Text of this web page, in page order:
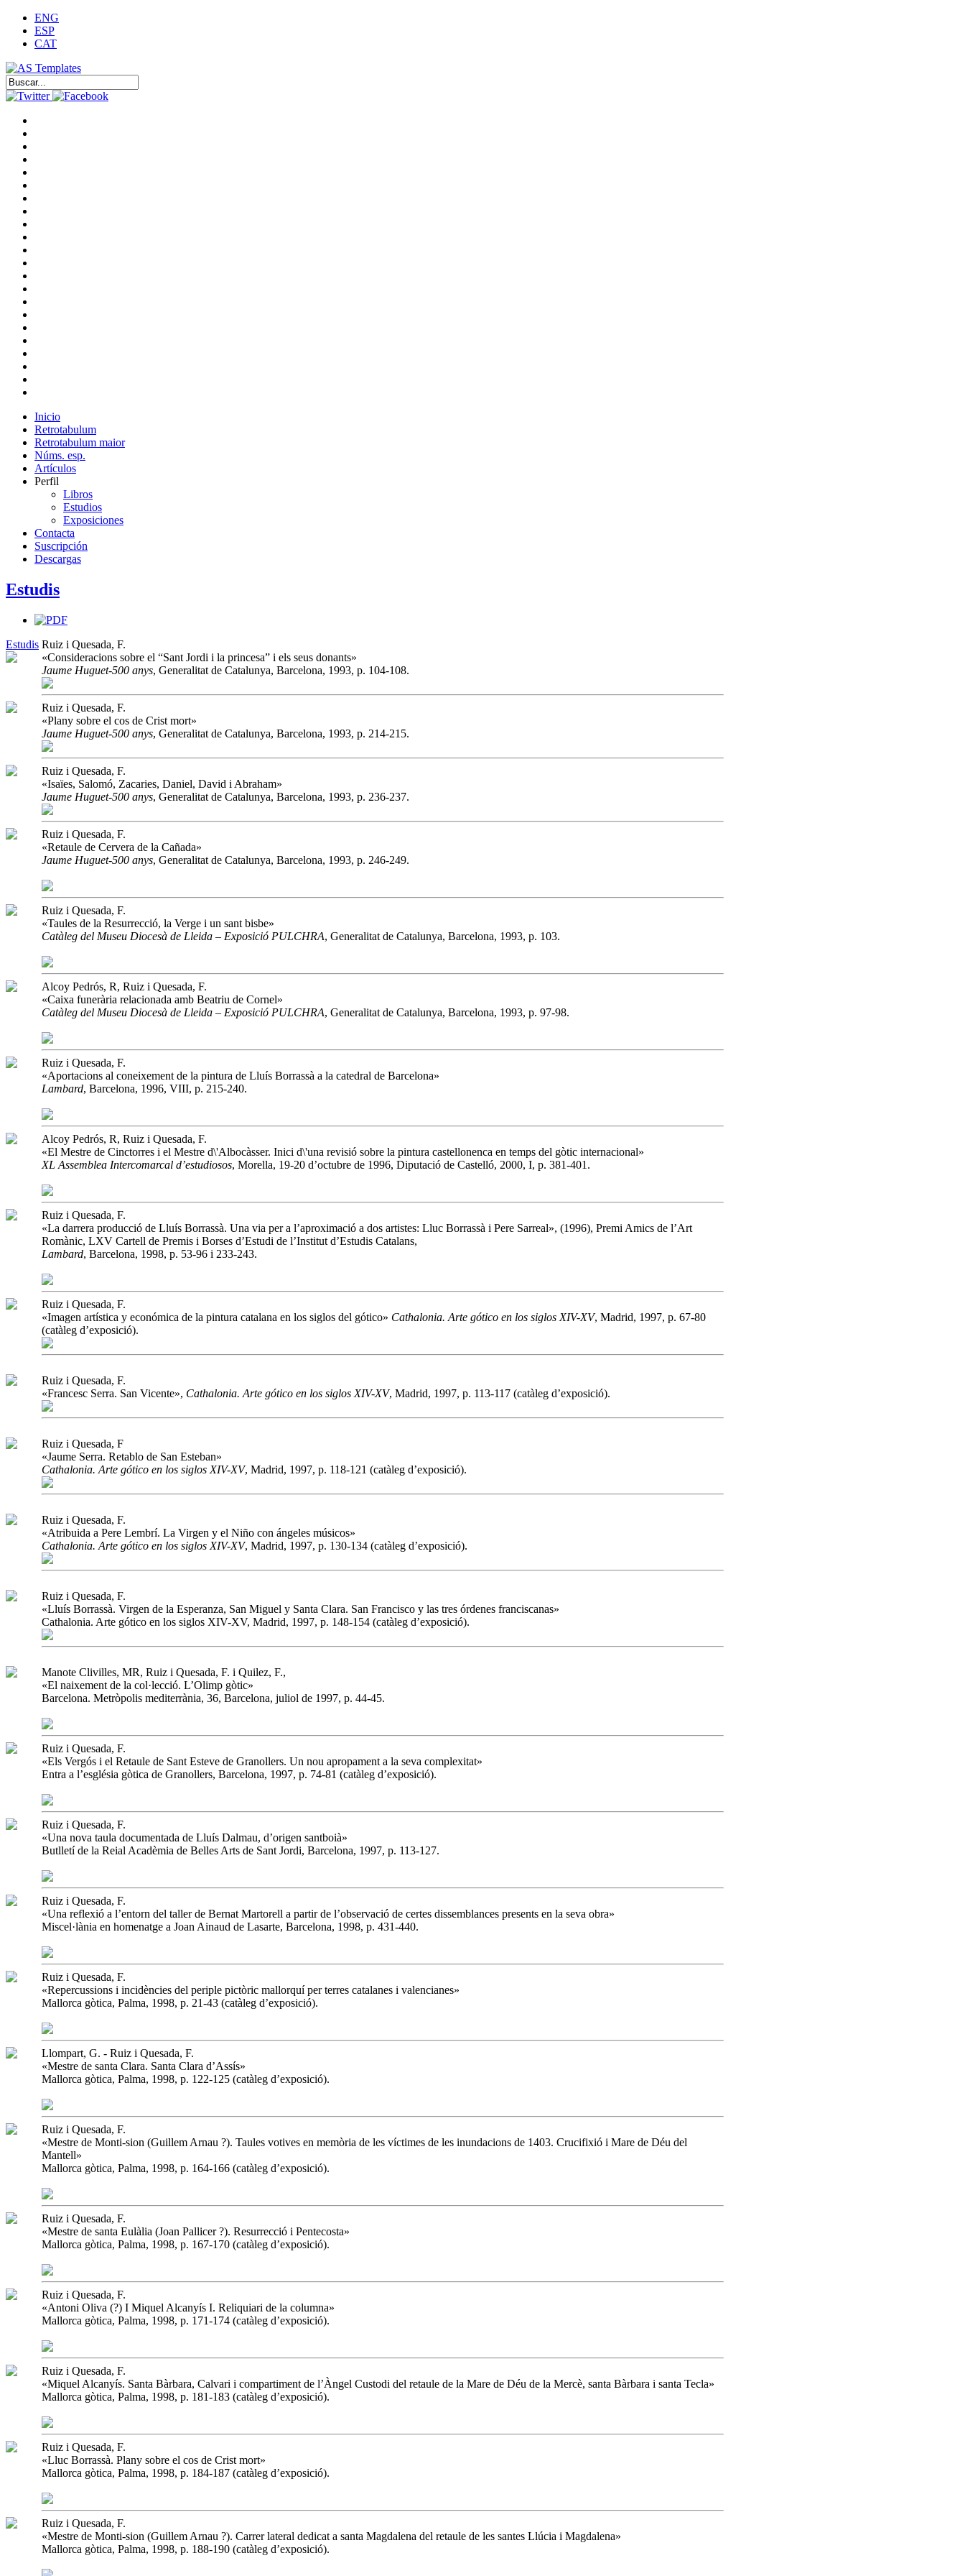
ENG
ESP
CAT
Inicio
Retrotabulum
Retrotabulum maior
Núms. esp.
Artículos
Perfil
Libros
Estudios
Exposiciones
Contacta
Suscripción
Descargas
Estudis
Estudis Ruiz i Quesada, F.
«Consideracions sobre el “Sant Jordi i la princesa” i els seus donants»
Jaume Huguet-500 anys, Generalitat de Catalunya, Barcelona, 1993, p. 104-108.
Ruiz i Quesada, F.
«Plany sobre el cos de Crist mort»
Jaume Huguet-500 anys, Generalitat de Catalunya, Barcelona, 1993, p. 214-215.
Ruiz i Quesada, F.
«Isaïes, Salomó, Zacaries, Daniel, David i Abraham»
Jaume Huguet-500 anys, Generalitat de Catalunya, Barcelona, 1993, p. 236-237.
Ruiz i Quesada, F.
«Retaule de Cervera de la Cañada»
Jaume Huguet-500 anys, Generalitat de Catalunya, Barcelona, 1993, p. 246-249.
Ruiz i Quesada, F.
«Taules de la Resurrecció, la Verge i un sant bisbe»
Catàleg del Museu Diocesà de Lleida – Exposició PULCHRA, Generalitat de Catalunya, Barcelona, 1993, p. 103.
Alcoy Pedrós, R, Ruiz i Quesada, F.
«Caixa funerària relacionada amb Beatriu de Cornel»
Catàleg del Museu Diocesà de Lleida – Exposició PULCHRA, Generalitat de Catalunya, Barcelona, 1993, p. 97-98.
Ruiz i Quesada, F.
«Aportacions al coneixement de la pintura de Lluís Borrassà a la catedral de Barcelona»
Lambard, Barcelona, 1996, VIII, p. 215-240.
Alcoy Pedrós, R, Ruiz i Quesada, F.
«El Mestre de Cinctorres i el Mestre d\'Albocàsser. Inici d\'una revisió sobre la pintura castellonenca en temps del gòtic internacional»
XL Assemblea Intercomarcal d’estudiosos, Morella, 19-20 d’octubre de 1996, Diputació de Castelló, 2000, I, p. 381-401.
Ruiz i Quesada, F.
«La darrera producció de Lluís Borrassà. Una via per a l’aproximació a dos artistes: Lluc Borrassà i Pere Sarreal», (1996), Premi Amics de l’Art
Romànic, LXV Cartell de Premis i Borses d’Estudi de l’Institut d’Estudis Catalans,
Lambard, Barcelona, 1998, p. 53-96 i 233-243.
Ruiz i Quesada, F.
«Imagen artística y económica de la pintura catalana en los siglos del gótico» Cathalonia. Arte gótico en los siglos XIV-XV, Madrid, 1997, p. 67-80
(catàleg d’exposició).
Ruiz i Quesada, F.
«Francesc Serra. San Vicente», Cathalonia. Arte gótico en los siglos XIV-XV, Madrid, 1997, p. 113-117 (catàleg d’exposició).
Ruiz i Quesada, F
«Jaume Serra. Retablo de San Esteban»
Cathalonia. Arte gótico en los siglos XIV-XV, Madrid, 1997, p. 118-121 (catàleg d’exposició).
Ruiz i Quesada, F.
«Atribuida a Pere Lembrí. La Virgen y el Niño con ángeles músicos»
Cathalonia. Arte gótico en los siglos XIV-XV, Madrid, 1997, p. 130-134 (catàleg d’exposició).
Ruiz i Quesada, F.
«Lluís Borrassà. Virgen de la Esperanza, San Miguel y Santa Clara. San Francisco y las tres órdenes franciscanas»
Cathalonia. Arte gótico en los siglos XIV-XV, Madrid, 1997, p. 148-154 (catàleg d’exposició).
Manote Clivilles, MR, Ruiz i Quesada, F. i Quilez, F.,
«El naixement de la col·lecció. L’Olimp gòtic»
Barcelona. Metròpolis mediterrània, 36, Barcelona, juliol de 1997, p. 44-45.
Ruiz i Quesada, F.
«Els Vergós i el Retaule de Sant Esteve de Granollers. Un nou apropament a la seva complexitat»
Entra a l’església gòtica de Granollers, Barcelona, 1997, p. 74-81 (catàleg d’exposició).
Ruiz i Quesada, F.
«Una nova taula documentada de Lluís Dalmau, d’origen santboià»
Butlletí de la Reial Acadèmia de Belles Arts de Sant Jordi, Barcelona, 1997, p. 113-127.
Ruiz i Quesada, F.
«Una reflexió a l’entorn del taller de Bernat Martorell a partir de l’observació de certes dissemblances presents en la seva obra»
Miscel·lània en homenatge a Joan Ainaud de Lasarte, Barcelona, 1998, p. 431-440.
Ruiz i Quesada, F.
«Repercussions i incidències del periple pictòric mallorquí per terres catalanes i valencianes»
Mallorca gòtica, Palma, 1998, p. 21-43 (catàleg d’exposició).
Llompart, G. - Ruiz i Quesada, F.
«Mestre de santa Clara. Santa Clara d’Assís»
Mallorca gòtica, Palma, 1998, p. 122-125 (catàleg d’exposició).
Ruiz i Quesada, F.
«Mestre de Monti-sion (Guillem Arnau ?). Taules votives en memòria de les víctimes de les inundacions de 1403. Crucifixió i Mare de Déu del
Mantell»
Mallorca gòtica, Palma, 1998, p. 164-166 (catàleg d’exposició).
Ruiz i Quesada, F.
«Mestre de santa Eulàlia (Joan Pallicer ?). Resurrecció i Pentecosta»
Mallorca gòtica, Palma, 1998, p. 167-170 (catàleg d’exposició).
Ruiz i Quesada, F.
«Antoni Oliva (?) I Miquel Alcanyís I. Reliquiari de la columna»
Mallorca gòtica, Palma, 1998, p. 171-174 (catàleg d’exposició).
Ruiz i Quesada, F.
«Miquel Alcanyís. Santa Bàrbara, Calvari i compartiment de l’Àngel Custodi del retaule de la Mare de Déu de la Mercè, santa Bàrbara i santa Tecla»
Mallorca gòtica, Palma, 1998, p. 181-183 (catàleg d’exposició).
Ruiz i Quesada, F.
«Lluc Borrassà. Plany sobre el cos de Crist mort»
Mallorca gòtica, Palma, 1998, p. 184-187 (catàleg d’exposició).
Ruiz i Quesada, F.
«Mestre de Monti-sion (Guillem Arnau ?). Carrer lateral dedicat a santa Magdalena del retaule de les santes Llúcia i Magdalena»
Mallorca gòtica, Palma, 1998, p. 188-190 (catàleg d’exposició).